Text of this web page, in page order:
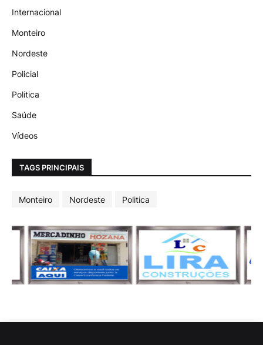
Internacional
Monteiro
Nordeste
Policial
Politica
Saúde
Vídeos
TAGS PRINCIPAIS
Monteiro Nordeste Politica